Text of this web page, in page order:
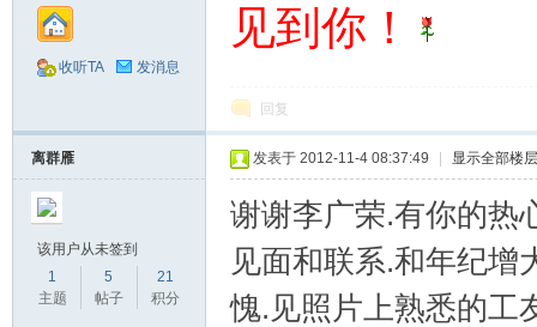
收听TA 发消息
见到你！
回复
离群雁
该用户从未签到
1
主题
5
帖子
21
积分
发表于 2012-11-4 08:37:49 显示全部楼层
谢谢李广荣.有你的热
见面和联系.和年纪增
愧.见照片上熟悉的工